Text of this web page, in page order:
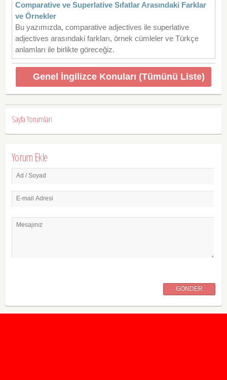
Comparative ve Superlative Sıfatlar Arasındaki Farklar
ve Örnekler
Bu yazımızda, comparative adjectives ile superlative
adjectives arasındaki farkları, örnek cümleler ve Türkçe
anlamları ile birlikte göreceğiz.
Genel İngilizce Konuları (Tümünü Liste)
Sayfa Yorumları
Yorum Ekle
Ad / Soyad
E-mail Adresi
Mesajınız
GÖNDER